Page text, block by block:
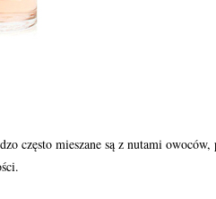
często mieszane są z nutami